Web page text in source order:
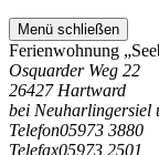
Menü schließen
Ferienwohnung
Osquarder Weg 22
26427 Hartward
bei Neuharlingersiel
Telefon05973 3880
Telefax05973 2501